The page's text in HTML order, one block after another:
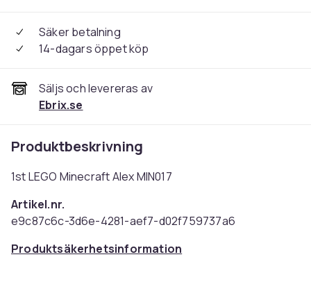
Säker betalning
14-dagars öppet köp
Säljs och levereras av
Ebrix.se
Produktbeskrivning
1st LEGO Minecraft Alex MIN017
Artikel.nr.
e9c87c6c-3d6e-4281-aef7-d02f759737a6
Produktsäkerhetsinformation